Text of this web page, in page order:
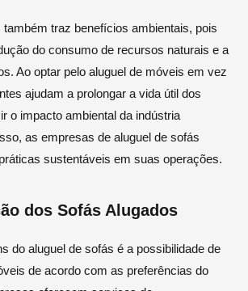
também traz benefícios ambientais, pois
do consumo de recursos naturais e a
Ao optar pelo aluguel de móveis em vez
ajudam a prolongar a vida útil dos
o impacto ambiental da indústria
as empresas de aluguel de sofás
sustentáveis em suas operações.
dos Sofás Alugados
do aluguel de sofás é a possibilidade de
de acordo com as preferências do